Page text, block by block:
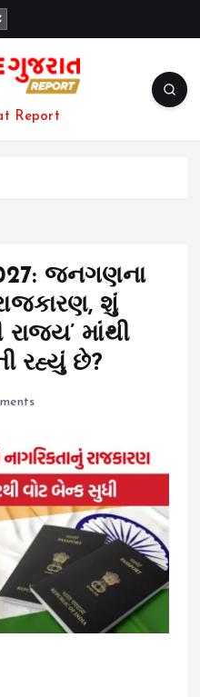
Report
જનગણના
શું
રાજ્ય’ માંથી
રહ્યું છે?